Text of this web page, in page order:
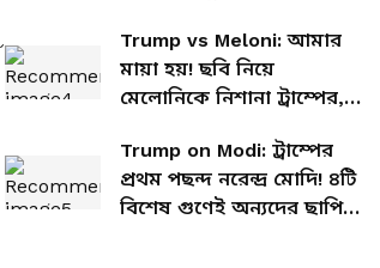
Trump vs Meloni: আমার
মায়া হয়! ছবি নিয়ে
মেলোনিকে নিশানা ট্রাম্পের,
রাজনীতি
Trump on Modi: ট্রাম্পের
প্রথম পছন্দ নরেন্দ্র মোদি! ৪টি
বিশেষ গুণেই অন্যদের ছাপিয়ে